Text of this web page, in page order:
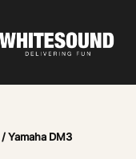
/ Yamaha DM3